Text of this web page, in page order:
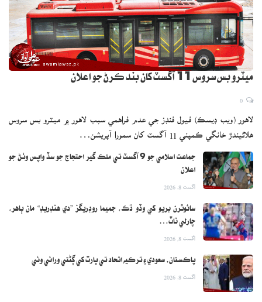
ميٽرو بس سروس 11 آگسٽ کان بند ڪرڻ جو اعلان
لاهور (ويب ڊيسڪ) فيول فنڊز جي عدم فراهمي سبب لاهور ۾ ميٽرو بس سروس
هلائيندڙ خانگي ڪمپني 11 آگسٽ کان سمورا آپريشن…
جماعت اسلامي جو 9 آگسٽ تي ملڪ گير احتجاج جو سڏ واپس وٺڻ جو
اعلان
اگست 8, 2026
سائوٿرن بريو کي وڏو ڌڪ، جميما روڊريگز ”دي هنڊريڊ“ مان ٻاهر،
چارلي ناٽ…
اگست 8, 2026
پاڪستان، سعودي ۽ ترڪيه اتحاد تي ڀارت کي ڳڻتي ورائي وئي
اگست 8, 2026